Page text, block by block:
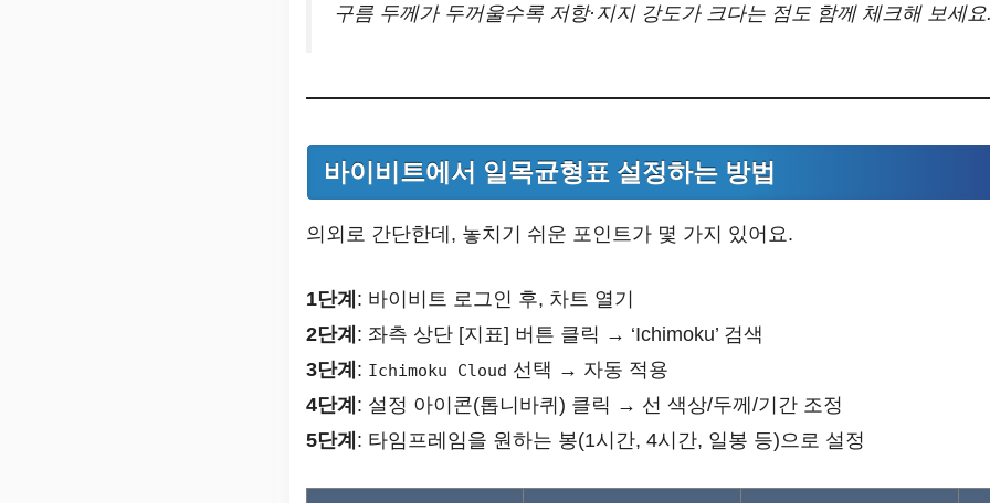
구름 두께가 두꺼울수록 저항·지지 강도가 크다는 점도 함께 체크해 보세
바이비트에서 일목균형표 설정하는 방법
의외로 간단한데, 놓치기 쉬운 포인트가 몇 가지 있어요.
1단계 : 바이비트 로그인 후, 차트 열기
2단계 : 좌측 상단 [지표] 버튼 클릭 → ‘Ichimoku’ 검색
3단계 : Ichimoku Cloud 선택 → 자동 적용
4단계 : 설정 아이콘(톱니바퀴) 클릭 → 선 색상/두께/기간 조정
5단계 : 타임프레임을 원하는 봉(1시간, 4시간, 일봉 등)으로 설정